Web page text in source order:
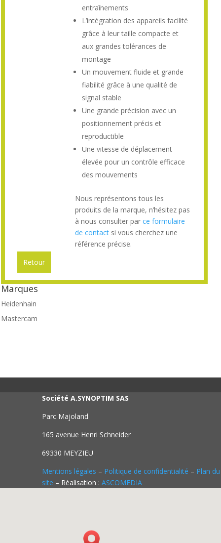
entraînements
L’intégration des appareils facilité
grâce à leur taille compacte et
aux grandes tolérances de
montage
Un mouvement fluide et grande
fiabilité grâce à une qualité de
signal stable
Une grande précision avec un
positionnement précis et
reproductible
Une vitesse de déplacement
élevée pour un contrôle efficace
des mouvements
Nous représentons tous les
produits de la marque, n’hésitez pas
à nous consulter par ce formulaire
de contactsi vous cherchez une
référence précise.
Retour
Marques
Heidenhain
Mastercam
Société A.SYNOPTIM SAS
Parc Majoland
165 avenue Henri Schneider
69330 MEYZIEU
Mentions légales – Politique de confidentialité – Plan du
site – Réalisation :ASCOMEDIA